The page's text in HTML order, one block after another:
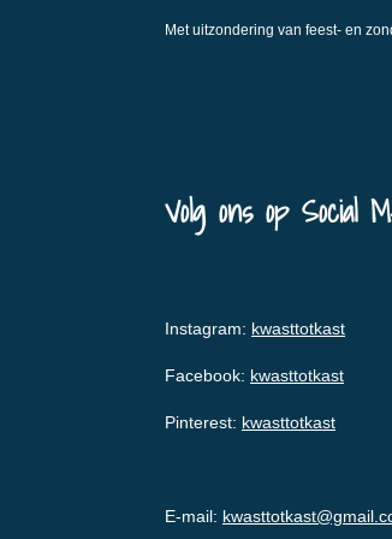
Met uitzondering van feest- en
Volg ons op Social
Instagram: kwasttotkast
Facebook: kwasttotkast
Pinterest: kwasttotkast
E-mail: